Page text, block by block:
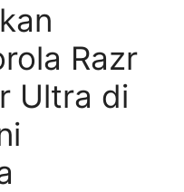
Razr
Ultra di